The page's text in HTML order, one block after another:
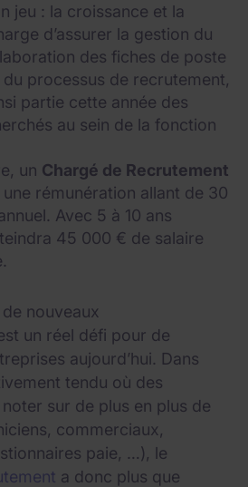
jeu : la croissance et la
d’assurer la gestion du
des fiches de poste
processus de recrutement,
partie cette année des
au sein de la fonction
un Chargé de Recrutement
rémunération allant de 30
Avec 5 à 10 ans
45 000 € de salaire
nouveaux
un réel défi pour de
aujourd’hui. Dans
tendu où des
sur de plus en plus de
commerciaux,
paie, …), le
a donc plus que